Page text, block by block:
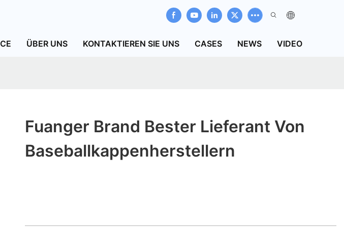
ÜBER UNS KONTAKTIEREN SIE UNS CASES NEWS VIDEO
Fuanger Brand Bester Lieferant Von
Baseballkappenherstellern